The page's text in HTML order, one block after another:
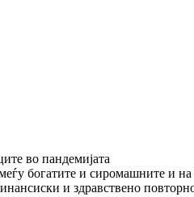
во пандемијата
богатите и сиромашните и
и здравствено